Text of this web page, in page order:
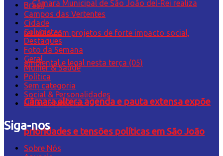
Câmara altera agenda e pauta extensa expõe
prioridades e tensões políticas em São João
Brasil
Campos das Vertentes
Cidade
Colunistas
Destaques
Foto da Semana
Geral
Mulher & Saúde
Política
Sem categoria
Social & Personalidades
Últimas Notícias
Siga-nos
Sobre Nós